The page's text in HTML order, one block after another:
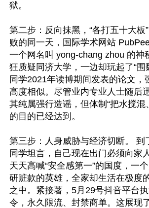
狱。
第二步：反向抹黑，“各打五十大板
败的同一天，国际学术网站
一个网名叫 yong-chang zhou 的神
狂质疑同济大学，一边却玩起了“围
同学2021年读博期间发表的论文，
高度相似。尽管业内专业人士随后
其纯属强行造谣，但体制“把水搅混
的目的已经达到。
第三步：人身威胁与经济切断。 到
同学坦言，自己现在出门必须向家
天天高喊“安全感第一”的国度，一
研赃款的英雄，全家却生活在极度
之中。紧接著，5月29号抖音平台
令，永久限流、封禁商单。这展现